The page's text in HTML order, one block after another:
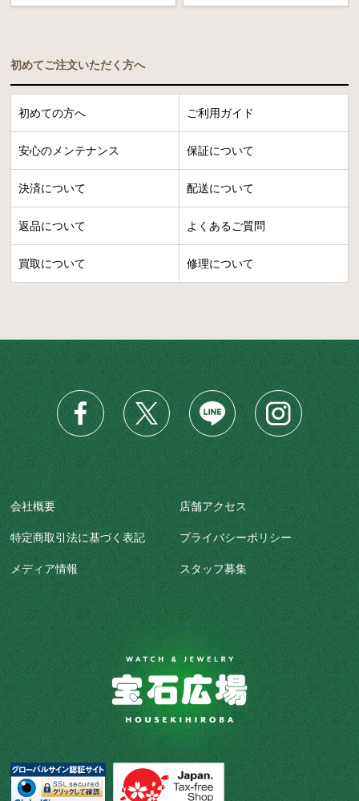
初めてご注文いただく方へ
初めての方へ ご利用ガイド
安心のメンテナンス 保証について
決済について 配送について
返品について よくあるご質問
買取について 修理について
会社概要 店舗アクセス
特定商取引法に基づく表記 プライバシーポリシー
メディア情報 スタッフ募集